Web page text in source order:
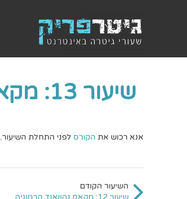
שיעור 13: מקאם עג'ם הסבר
אנא רכוש את הקורס לפני התחלת השיעור.
שיעור 12: מקאם נהוואנד הרמוניה